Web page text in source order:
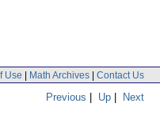
Use | Math Archives | Contact Us
Previous | Up | Next